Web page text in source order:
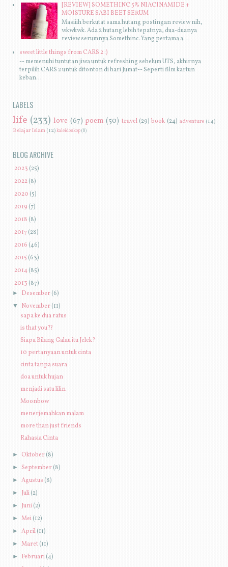
[REVIEW] SOMETHINC 5% NIACINAMIDE +
MOISTURE SABI BEET SERUM
Masiiih berkutat sama hutang postingan review nih,
wkwkwk. Ada 2 hutang lebih tepatnya, dua-duanya
review serumnya Somethinc. Yang pertama a...
sweet little things from CARS 2 :)
-- memenuhi tuntutan jiwa untuk refreshing sebelum UTS, akhirnya
terpilih CARS 2 untuk ditonton di hari Jumat-- Seperti film kartun
keban...
LABELS
life (233) love (67) poem (50) travel (29) book (24) adventure (14)
Belajar Islam (12)kaleidoskop(8)
BLOG ARCHIVE
2023 (25)
2022 (8)
2020 (5)
2019 (7)
2018 (8)
2017 (28)
2016 (46)
2015(63)
2014 (85)
2013 (87)
► Desember(6)
▼ November(11)
sapa ke dua ratus
is that you??
Siapa Bilang Galau itu Jelek?
10 pertanyaan untuk cinta
cinta tanpa suara
doa untuk hujan
menjadi satu lilin
Moonbow
menerjemahkan malam
more than just friends
Rahasia Cinta
► Oktober(8)
► September(8)
►Agustus (8)
► Juli(2)
► Juni(2)
►Mei(12)
►April(11)
►Maret(11)
► Februari(4)